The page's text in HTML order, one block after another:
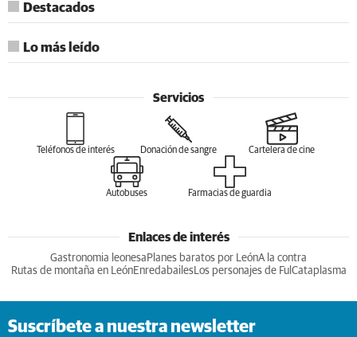
Destacados
Lo más leído
Servicios
Teléfonos de interés Donación de sangre Cartelera de cine
Autobuses Farmacias de guardia
Enlaces de interés
Gastronomia leonesa Planes baratos por LeónA la contra
Rutas de montaña en LeónEnredabailesLos personajes de Ful Cataplasma
Suscríbete a nuestra newsletter